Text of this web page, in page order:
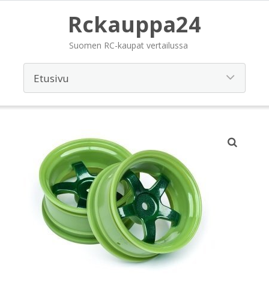
Rckauppa24
Suomen RC-kaupat vertailussa